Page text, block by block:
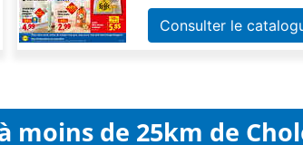
Consulter le
moins de 25km de